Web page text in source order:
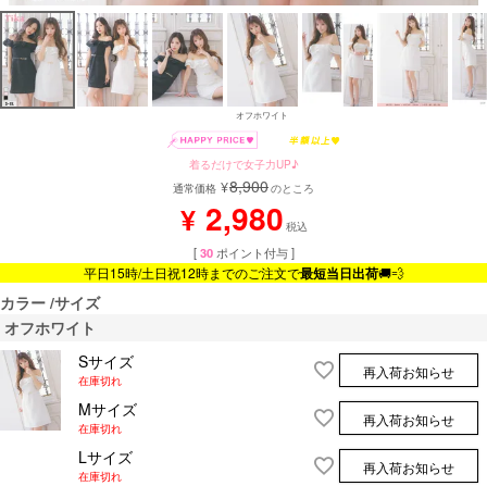
オフホワイト
着るだけで女子力UP♪
通常価格 ¥8,900のところ
¥ 2,980 税込
[ 30 ポイント付与 ]
平日15時/土日祝12時までのご注文で最短当日出荷🚚💨
カラー サイズ
オフホワイト
Sサイズ
在庫切れ
再入荷お知らせ
Mサイズ
在庫切れ
再入荷お知らせ
Lサイズ
在庫切れ
再入荷お知らせ